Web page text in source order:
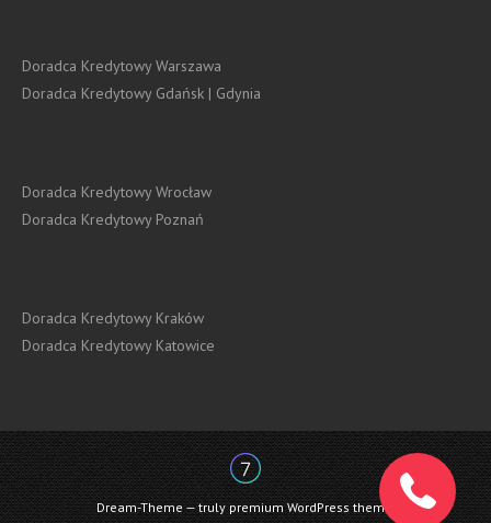
Doradca Kredytowy Warszawa
Doradca Kredytowy Gdańsk | Gdynia
Doradca Kredytowy Wrocław
Doradca Kredytowy Poznań
Doradca Kredytowy Kraków
Doradca Kredytowy Katowice
Dream-Theme — trulypremium WordPress themes